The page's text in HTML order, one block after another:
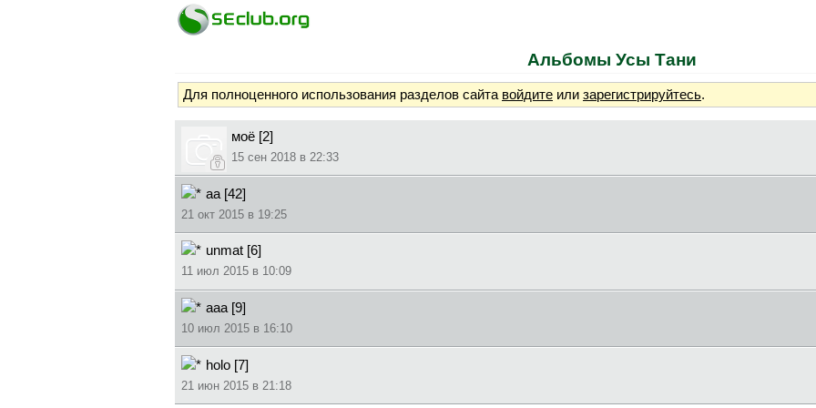
Альбомы Усы Тани
Для полноценного использования разделов сайта войдите или зарегистрируйтесь.
моё [2]
15 сен 2018 в 22:33
аа [42]
21 окт 2015 в 19:25
unmat [6]
11 июл 2015 в 10:09
ааа [9]
10 июл 2015 в 16:10
holo [7]
21 июн 2015 в 21:18